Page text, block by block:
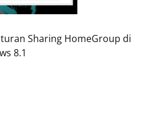
Sharing HomeGroup di
8.1